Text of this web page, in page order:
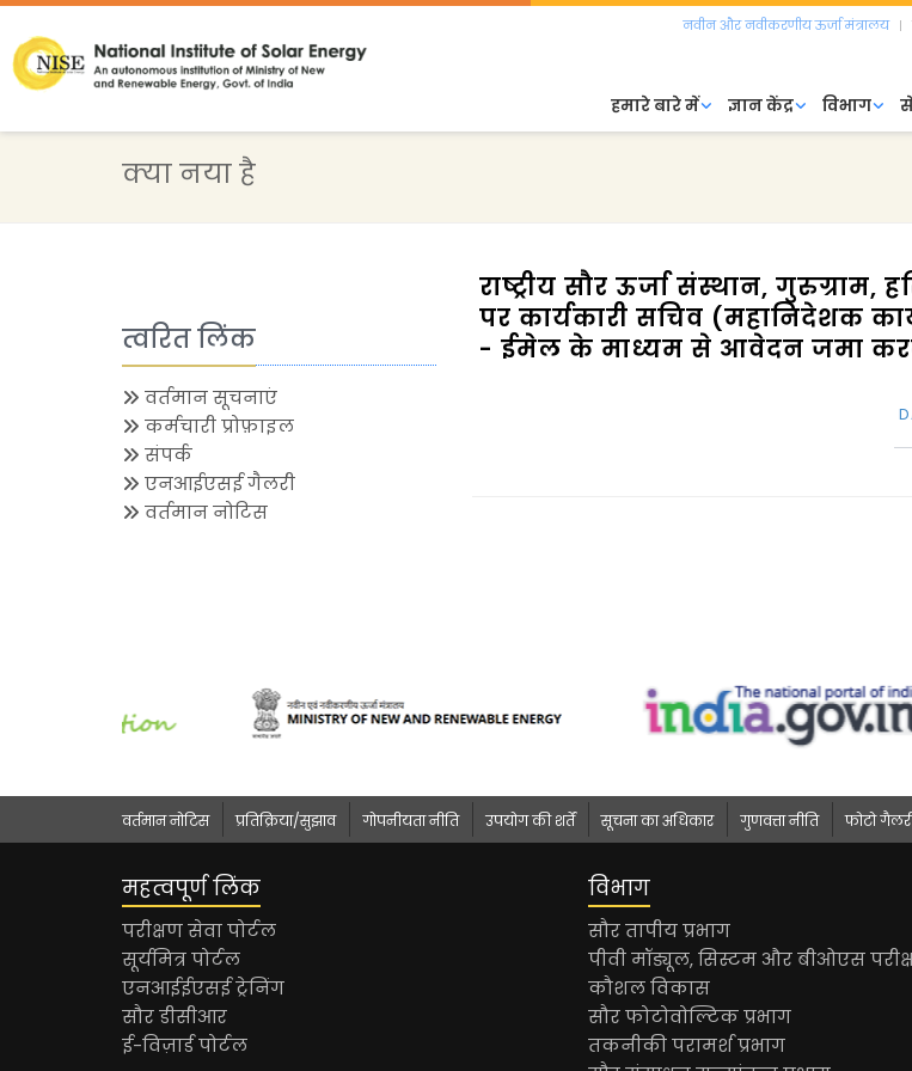
नवीन और नवीकरणीय ऊर्जा मंत्रालय
हमारे बारे में ज्ञान केंद्र विभाग
क्या नया है
त्वरित लिंक
वर्तमान सूचनाएं
कर्मचारी प्रोफ़ाइल
संपर्क
एनआईएसई गैलरी
वर्तमान नोटिस
राष्ट्रीय सौर ऊर्जा संस्थान,
पर कार्यकारी सचिव (महानिदेशक
- ईमेल के माध्यम से आवेदन जमा करने
वर्तमान नोटिस प्रतिक्रिया/सुझाव गोपनीयता नीति उपयोग की शर्तें सूचना का अधिकार गुणवत्ता नीति फोटो
महत्वपूर्ण लिंक
परीक्षण सेवा पोर्टल
सूर्यमित्र पोर्टल
एनआईईएसई ट्रेनिंग
सौर डीसीआर
ई-विज़ार्ड पोर्टल
विभाग
सौर तापीय प्रभाग
पीवी मॉड्यूल, सिस्टम और बीओएस
कौशल विकास
सौर फोटोवोल्टिक प्रभाग
तकनीकी परामर्श प्रभाग